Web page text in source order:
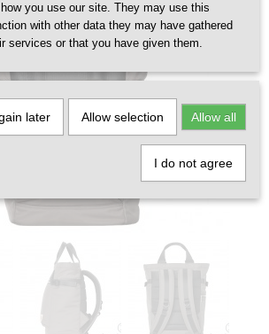
you use our site. They may use this
with other data they may have gathered
services or that you have given them.
later Allow selection Allow all
I do not agree